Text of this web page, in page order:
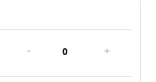
-
A
n
+